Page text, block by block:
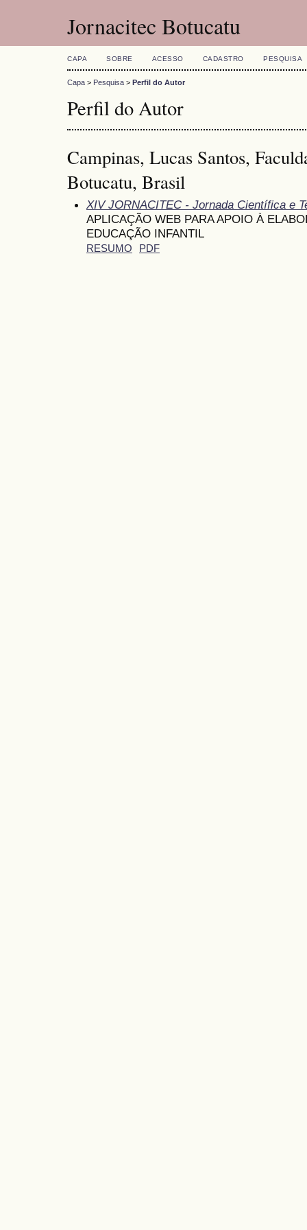
Jornacitec Botucatu
CAPA SOBRE ACESSO CADASTRO PESQUISA
Capa > Pesquisa > Perfil do Autor
Perfil do Autor
Campinas, Lucas Santos,
Botucatu, Brasil
XIV JORNACITEC - Jornada Científica e
APLICAÇÃO WEB PARA APOIO À
EDUCAÇÃO INFANTIL
RESUMO PDF